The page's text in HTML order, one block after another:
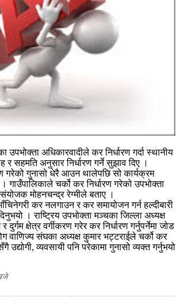
अधिकारवादीले कर निर्धारण गर्दा स्थानीय
सहमति अनुसार निर्धारण गर्ने सुझाव दिए ।
गरेको गुनासो धेरै आउन थालेपछि सो कार्यक्रम
गाउँपालिकाले चर्को कर निर्धारण गरेको उपभोक्ता
मोहनचन्द्र रेग्मीले बताए ।
कर नलगाउन र कर समायोजन गर्न हल्दीबारी
। राष्ट्रिय उपभोक्ता मञ्चका जिल्ला अध्यक्ष
क्षेत्र वर्गीकरण गरेर कर निर्धारण गर्नुपर्नेमा जोड
वाणिज्य संघका अध्यक्ष कुमार भट्टराईले चर्को कर
उद्योगी, व्यवसायी पनि परेकामा गुनासो व्यक्त गर्नुभयो